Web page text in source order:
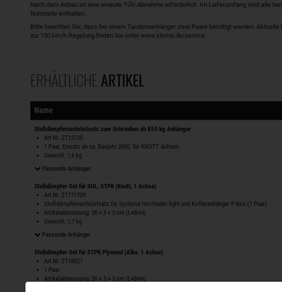
Nach dem Anbau ist eine erneute TÜV-Abnahme erforderlich. Im Lieferumfang sind alle
Normteile enthalten.
Bitte beachten Sie, dass bei einem Tandemanhänger zwei Paare benötigt werden. Aktuelle
zur 100 km/h-Regelung finden Sie unter www.stema.de/service.
ERHÄLTLICHE ARTIKEL
Sortierung
Name
Stoßdämpfernachrüstsatz zum Schrauben ab 850 kg Anhänger
Art.Nr. ZT12735
1 Paar, Einsatz ab ca. Baujahr 2000, für KNOTT Achsen
Gewicht: 1,6 kg
Passende Anhänger
Stoßdämpfer-Set für SHL, STPK (Knott, 1 Achse)
Art.Nr. ZT171709
Stoßdämpfernachrüstsatz für Systema Hochlader light und Kofferanhänger P-Box (1 Paar)
Artikelabmessung: 26 × 3 × 3 cm (L×B×H)
Gewicht: 1,7 kg
Passende Anhänger
Stoßdämpfer-Set für STPK Plywood (Alko, 1 Achse)
Art.Nr. ZT18527
1 Paar
Artikelabmessung: 26 × 3 × 3 cm (L×B×H)